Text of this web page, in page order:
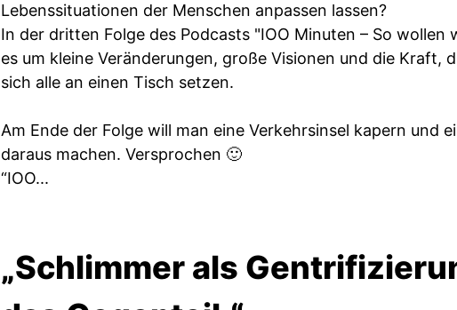
Lebenssituationen der Menschen anpassen lassen?
In der dritten Folge des Podcasts "IOO Minuten – So wollen
es um kleine Veränderungen, große Visionen und die Kraft,
sich alle an einen Tisch setzen.
Am Ende der Folge will man eine Verkehrsinsel kapern und
daraus machen. Versprochen 🙂
“IOO...
„Schlimmer als